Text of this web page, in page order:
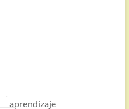
aprendizaje